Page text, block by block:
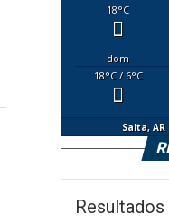
18°C
dom
18°C/ 6°C
Salta, AR